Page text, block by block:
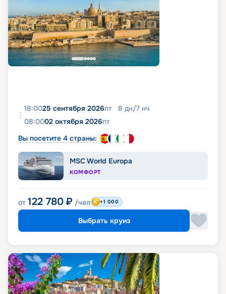
18:0025 сентября 2026пт 8 дн/7 нч
08:0002 октября 2026пт
Вы посетите 4 страны:
MSC World Europa
КОМФОРТ
от 122 780 ₽ /чел +1 000
Выбрать круиз